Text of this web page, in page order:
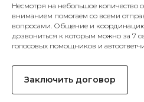
Несмотря на небольшое количество
вниманием помогаем со всеми
вопросами. Общение и координацию
дозвониться к которым можно за 7
голосовых помощников и
Заключить договор